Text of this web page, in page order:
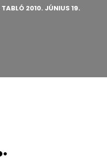
2010. JÚNIUS 19.